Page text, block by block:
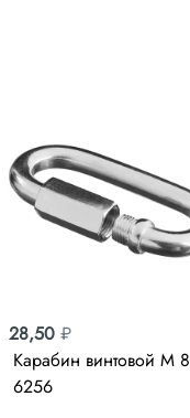
28,50₽
Карабин винтовой М 8
6256